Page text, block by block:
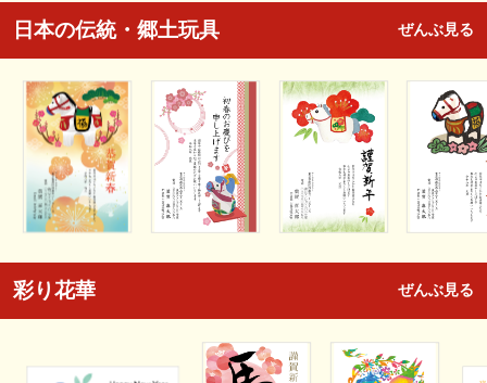
日本の伝統・郷土玩具 ぜんぶ見る
彩り花華 ぜんぶ見る